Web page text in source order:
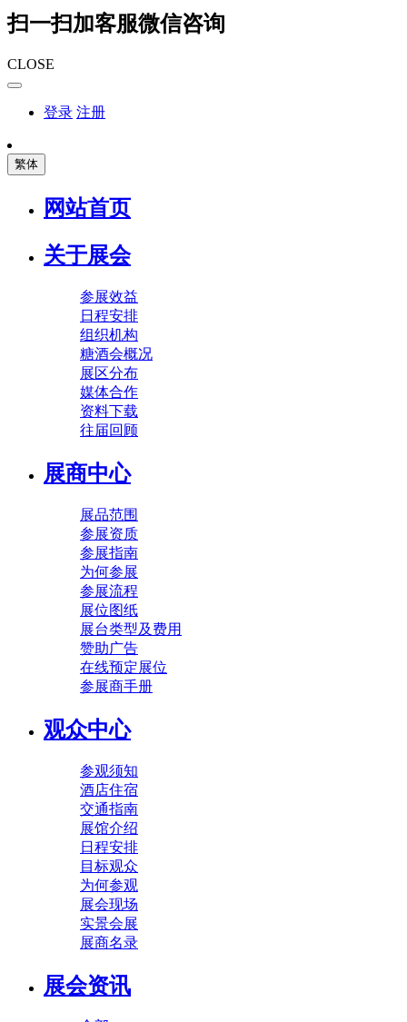
扫一扫加客服微信咨询
CLOSE
登录 注册
繁体
网站首页
关于展会
参展效益
日程安排
组织机构
糖酒会概况
展区分布
媒体合作
资料下载
往届回顾
展商中心
展品范围
参展资质
参展指南
为何参展
参展流程
展位图纸
展台类型及费用
赞助广告
在线预定展位
参展商手册
观众中心
参观须知
酒店住宿
交通指南
展馆介绍
日程安排
目标观众
为何参观
展会现场
实景会展
展商名录
展会资讯